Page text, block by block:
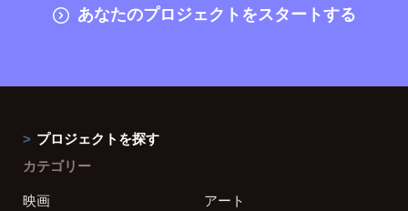
あなたのプロジェクトをスタートする
プロジェクトを探す
カテゴリー
映画
アート